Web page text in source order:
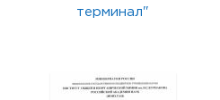
терминал"